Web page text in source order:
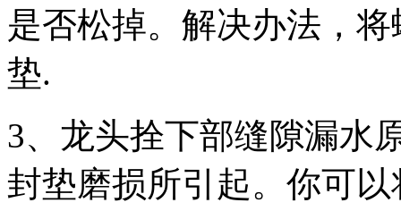
是否松掉。解决办法，
垫.
3、龙头拴下部缝隙漏水
封垫磨损所引起。你可